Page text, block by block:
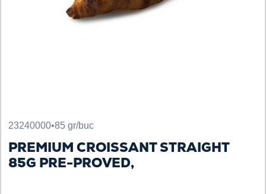
23240000•85 gr/buc
PREMIUM CROISSANT STRAIGHT
85G PRE-PROVED,